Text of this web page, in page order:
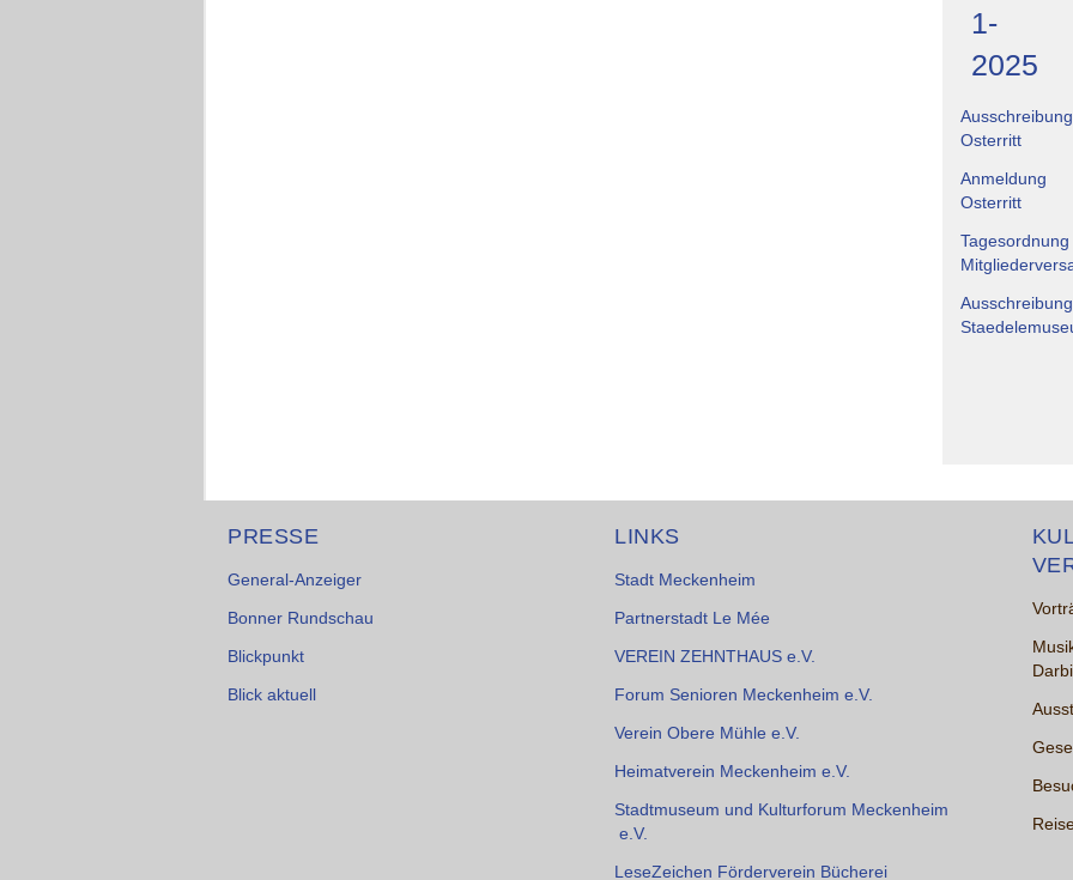
1-
2025
Ausschreibung
Osterritt
Anmeldung
Osterritt
Tagesordnung
Ausschreibung
PRESSE
General-Anzeiger
Bonner Rundschau
Blickpunkt
Blick aktuell
LINKS
Stadt Meckenheim
Partnerstadt Le Mée
VEREIN ZEHNTHAUS e.V.
Forum Senioren Meckenheim e.V.
Verein Obere Mühle e.V.
Heimatverein Meckenheim e.V.
Stadtmuseum und Kulturforum Meckenheim
e.V.
LeseZeichen Förderverein Bücherei